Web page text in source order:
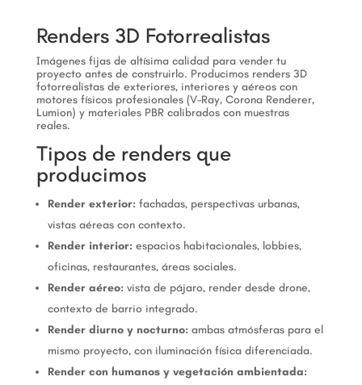
Renders 3D Fotorrealistas
Imágenes fijas de altísima calidad para vender tu
proyecto antes de construirlo. Producimos renders 3D
fotorrealistas de exteriores, interiores y aéreos con
motores físicos profesionales (V-Ray, Corona Renderer,
Lumion) y materiales PBR calibrados con muestras
reales.
Tipos de renders que
producimos
Render exterior:fachadas, perspectivas urbanas,
vistas aéreas con contexto.
Render interior:espacios habitacionales, lobbies,
oficinas, restaurantes, áreas sociales.
Render aéreo:vista de pájaro, render desde drone,
contexto de barrio integrado.
Render diurno y nocturno:ambas atmósferas para el
mismo proyecto, con iluminación física diferenciada.
Render con humanos y vegetación ambientada: